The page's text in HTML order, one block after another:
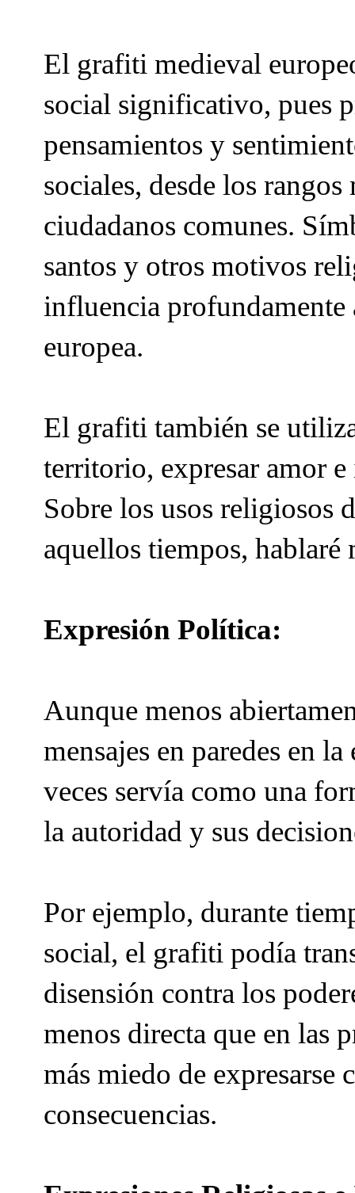
El grafiti medieval
social significativo, pues
pensamientos y
sociales, desde los
ciudadanos comunes.
santos y otros motivos
influencia profundamente
europea.
El grafiti también se
territorio, expresar amor
Sobre los usos religiosos
aquellos tiempos, hablaré
Expresión Política:
Aunque menos
mensajes en paredes en
veces servía como una
la autoridad y sus
Por ejemplo, durante
social, el grafiti podía
disensión contra los
menos directa que en las
más miedo de expresarse
consecuencias.